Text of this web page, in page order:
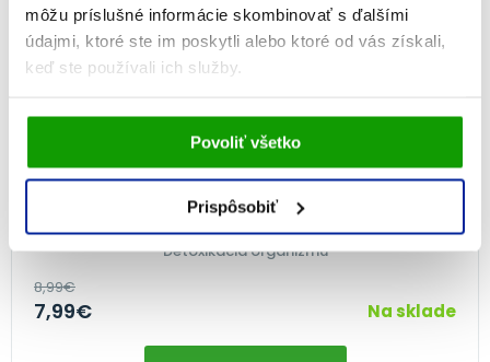
môžu príslušné informácie skombinovať s ďalšími
údajmi, ktoré ste im poskytli alebo ktoré od vás získali,
keď ste používali ich služby.
Vami udelený súhlas bude uchovávaný po dobu jedného
roka. Zmenu nastavení Vami odsúhlasených cookies
môžete upraviť v časti stránkyInformácie o cookies.
Povoliť všetko
Prispôsobiť
GS Pestrec MARIÁNSKY, 60 tabliet
100%
Detoxikácia organizmu
8,99€
7,99€ Na sklade